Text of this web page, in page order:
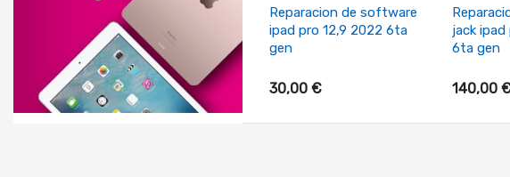
+ Añadir Al Carrito
Reparacion de software
ipad pro 12,9 2022 6ta
gen
30,00 €
+
jack ipad
6ta gen
140,00